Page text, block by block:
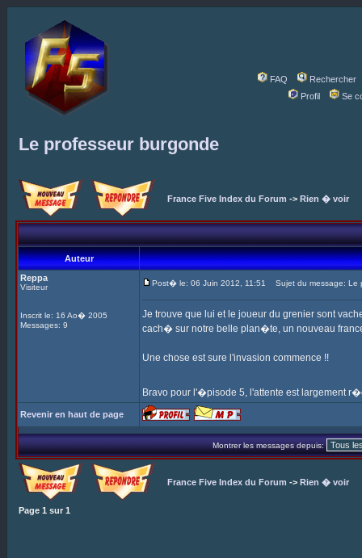
FAQ
Rechercher
Profil
Se
Le professeur burgonde
France Five Index du Forum -> Rien � voir
Auteur
Reppa
Visiteur
Inscrit le: 16 Ao� 2005
Messages: 9
Post� le: 06 Juin 2012, 11:51 Sujet du message: Le
Je trouve que lui et le joueur du grenier sont
cach� sur notre belle plan�te, un nouveau
Une chose est sure l'invasion commence !!
Bravo pour l'�pisode 5, l'attente est largement
Revenir en haut de page
Montrer les messages depuis:
France Five Index du Forum -> Rien � voir
Page 1 sur 1